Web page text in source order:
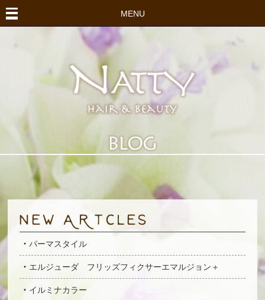
MENU
パーマスタイル
エルジューダ フリッズフィクサーエマルジョン＋
イルミナカラー